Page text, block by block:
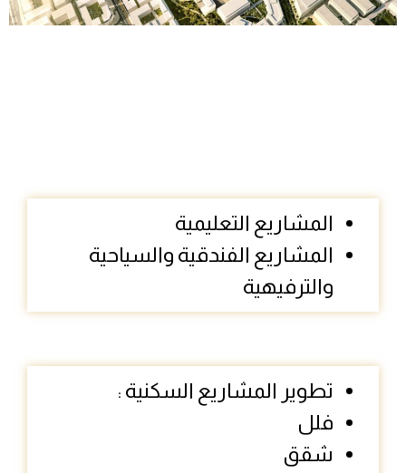
المشاريع التعليمية
المشاريع الفندقية والسياحية
والترفيهية
تطوير المشاريع السكنية :
فلل
شقق